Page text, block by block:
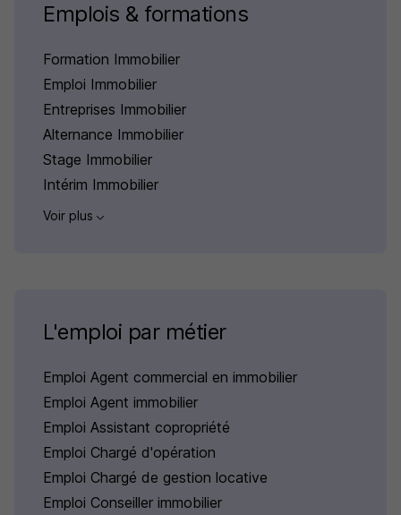
Emplois & formations
Formation Immobilier
Emploi Immobilier
Entreprises Immobilier
Alternance Immobilier
Stage Immobilier
Intérim Immobilier
Voir plus
L'emploi par métier
Emploi Agent commercial en immobilier
Emploi Agent immobilier
Emploi Assistant copropriété
Emploi Chargé d'opération
Emploi Chargé de gestion locative
Emploi Conseiller immobilier